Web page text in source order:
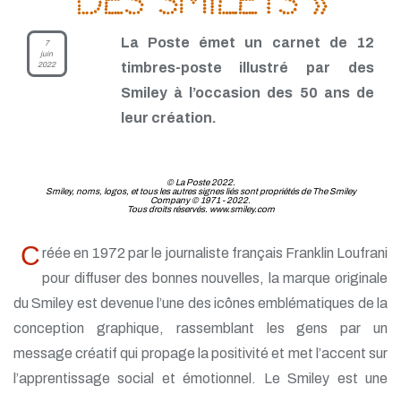
TP - Juin 2019
TP - Avril 2019
TP - Mars 2019
TP - Février 2019
TP - Janvier 2019
TP - Décembre 2018
TP - Août 2018
TP - Juillet 2018
TP - Mai 2018
TP - Avril 2018
TP - Mars 2018
TP - Février 2018
7
juin
2022
La Poste émet un carnet de 12
timbres-poste illustré par des
Smiley à l’occasion des 50 ans de
leur création.
© La Poste 2022.
Smiley, noms, logos, et tous les autres signes liés sont propriétés de The Smiley
Company © 1971 - 2022.
Tous droits réservés. www.smiley.com
Créée en 1972 par le journaliste français Franklin Loufrani
pour diffuser des bonnes nouvelles, la marque originale
du Smiley est devenue l’une des icônes emblématiques de la
conception graphique, rassemblant les gens par un
message créatif qui propage la positivité et met l’accent sur
l’apprentissage social et émotionnel. Le Smiley est une